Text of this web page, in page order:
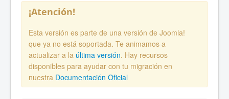
¡Atención!
Esta versión es parte de una versión de Joomla!
que ya no está soportada. Te animamos a
actualizar a la última versión. Hay recursos
disponibles para ayudar con tu migración en
nuestra Documentación Oficial